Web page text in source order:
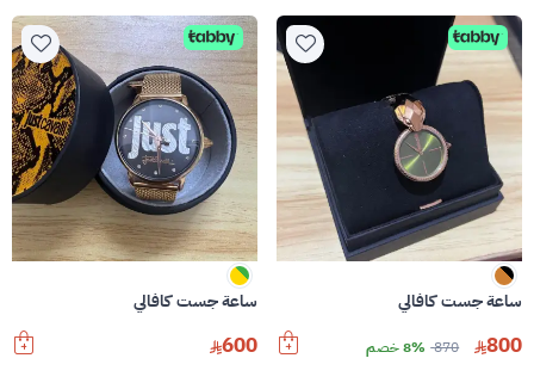
ساعة جست كافالي
800
870 8% خصم
ساعة جست كافالي
600